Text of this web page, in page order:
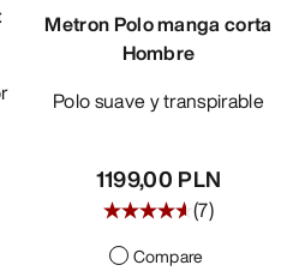
Metron Polo manga corta
Hombre
Polo suave y transpirable
1199,00 PLN
(7)
Compare